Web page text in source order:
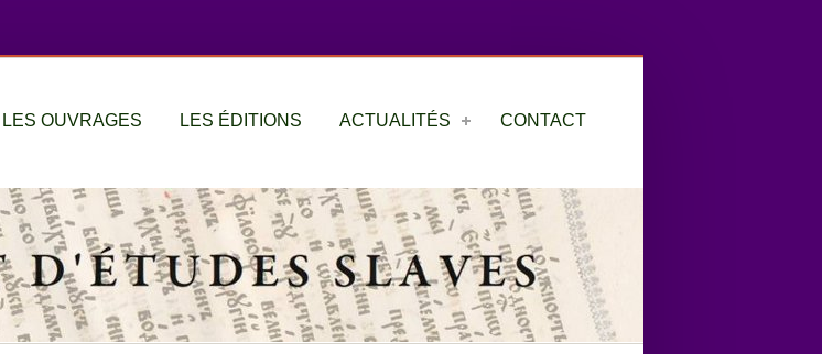
LES OUVRAGES LES ÉDITIONS ACTUALITÉS CONTACT